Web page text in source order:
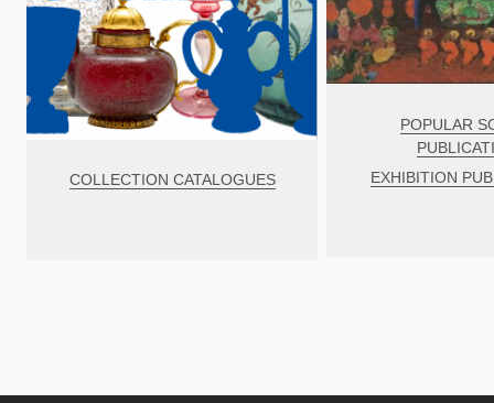
COLLECTION CATALOGUES
POPULAR
EXHIBITION